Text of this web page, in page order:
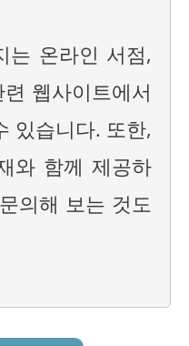
는 온라인 서점,
웹사이트에서
있습니다. 또한,
와 함께 제공하
의해 보는 것도